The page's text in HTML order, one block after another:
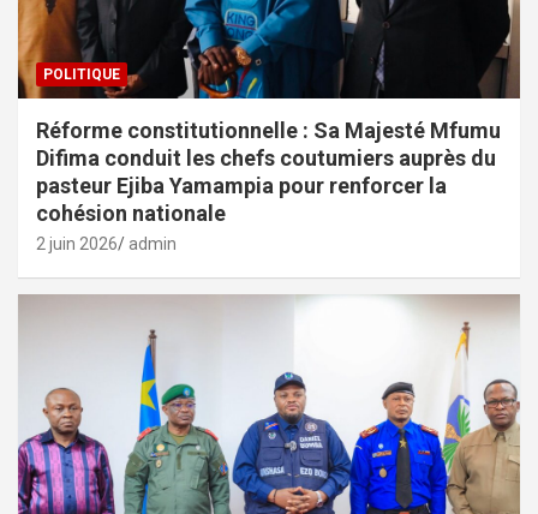
POLITIQUE
Réforme constitutionnelle : Sa Majesté Mfumu
Difima conduit les chefs coutumiers auprès du
pasteur Ejiba Yamampia pour renforcer la
cohésion nationale
2 juin 2026 admin